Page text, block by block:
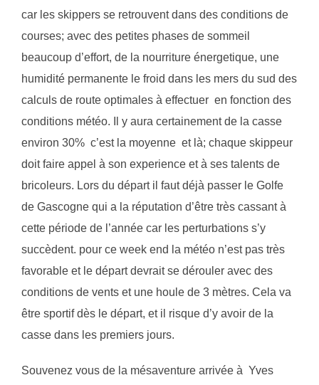
car les skippers se retrouvent dans des conditions de
courses; avec des petites phases de sommeil
beaucoup d’effort, de la nourriture énergetique, une
humidité permanente le froid dans les mers du sud des
calculs de route optimales à effectuer en fonction des
conditions météo. Il y aura certainement de la casse
environ 30% c’est la moyenne et là; chaque skippeur
doit faire appel à son experience et à ses talents de
bricoleurs. Lors du départ il faut déjà passer le Golfe
de Gascogne qui a la réputation d’être très cassant à
cette période de l’année car les perturbations s’y
succèdent. pour ce week end la météo n’est pas très
favorable et le départ devrait se dérouler avec des
conditions de vents et une houle de 3 mètres. Cela va
être sportif dès le départ, et il risque d’y avoir de la
casse dans les premiers jours.
Souvenez vous de la mésaventure arrivée à Yves